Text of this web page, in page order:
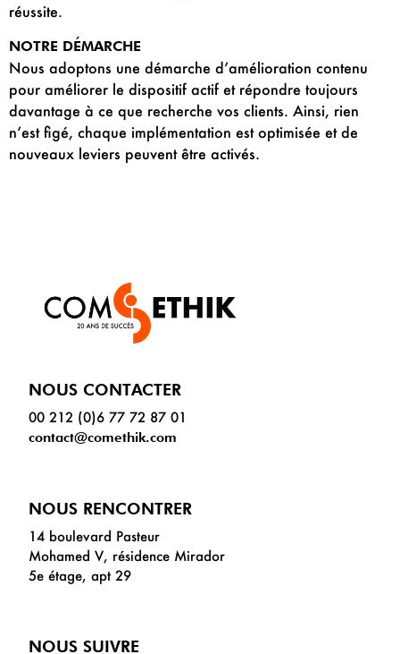
réussite.
NOTRE DÉMARCHE
Nous adoptons une démarche d’amélioration contenu
pour améliorer le dispositif actif et répondre toujours
davantage à ce que recherche vos clients. Ainsi, rien
n’est figé, chaque implémentation est optimisée et de
nouveaux leviers peuvent être activés.
NOUS CONTACTER
00 212 (0)6 77 72 87 01
contact@comethik.com
NOUS RENCONTRER
14 boulevard Pasteur
Mohamed V, résidence Mirador
5e étage, apt 29
NOUS SUIVRE